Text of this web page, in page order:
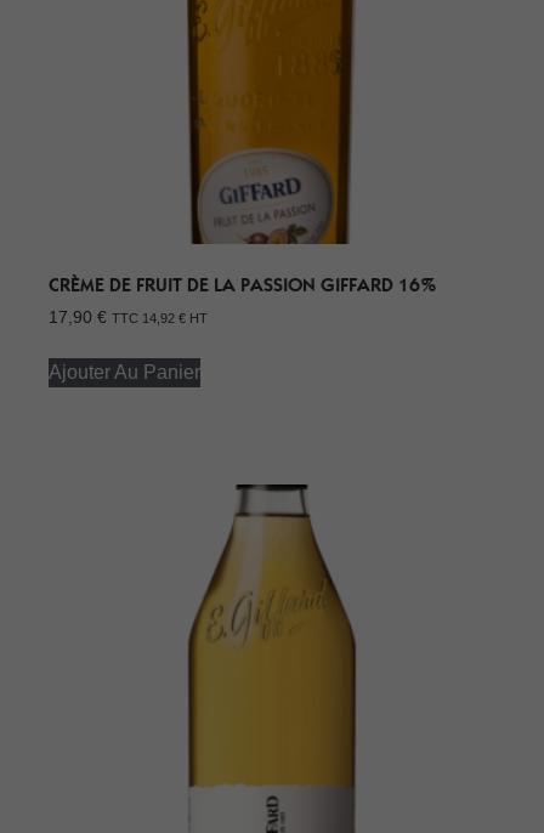
CRÈME DE FRUIT DE LA PASSION GIFFARD 16%
17,90 € TTC 14,92 € HT
Ajouter Au Panier